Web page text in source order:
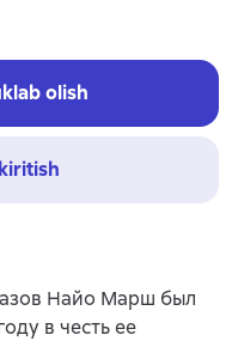
olish
Найо Марш был
в честь ее